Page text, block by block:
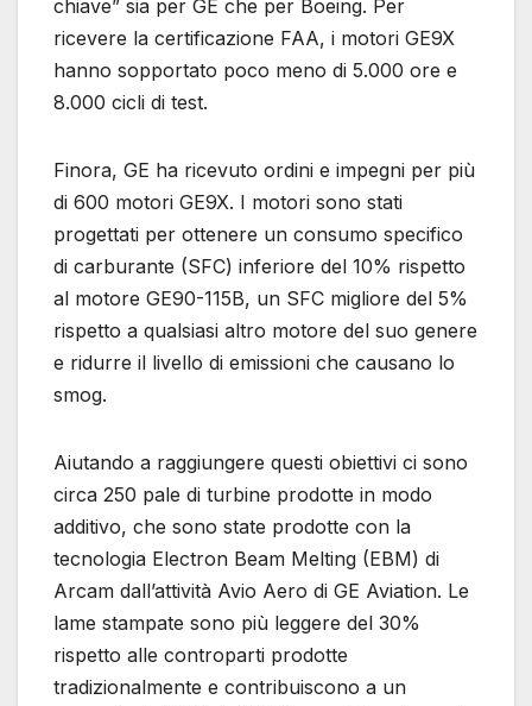
chiave” sia per GE che per Boeing. Per
ricevere la certificazione FAA, i motori GE9X
hanno sopportato poco meno di 5.000 ore e
8.000 cicli di test.
Finora, GE ha ricevuto ordini e impegni per più
di 600 motori GE9X. I motori sono stati
progettati per ottenere un consumo specifico
di carburante (SFC) inferiore del 10% rispetto
al motore GE90-115B, un SFC migliore del 5%
rispetto a qualsiasi altro motore del suo genere
e ridurre il livello di emissioni che causano lo
smog.
Aiutando a raggiungere questi obiettivi ci sono
circa 250 pale di turbine prodotte in modo
additivo, che sono state prodotte con la
tecnologia Electron Beam Melting (EBM) di
Arcam dall’attività Avio Aero di GE Aviation. Le
lame stampate sono più leggere del 30%
rispetto alle controparti prodotte
tradizionalmente e contribuiscono a un